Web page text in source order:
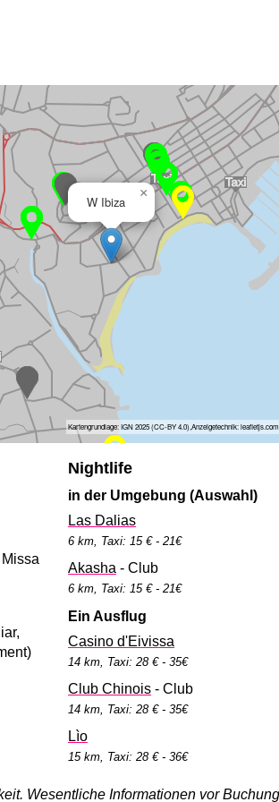
W Ibiza
×
Kartengrundlage: IGN 2025 (CC-BY 4.0),Anzeigetechnik: leafletjs.com
Nightlife
in der Umgebung (Auswahl)
Las Dalias
6 km, Taxi: 15 € - 21€
Akasha - Club
6 km, Taxi: 15 € - 21€
Ein Ausflug
Casino d'Eivissa
14 km, Taxi: 28 € - 35€
Club Chinois - Club
14 km, Taxi: 28 € - 35€
Lìo
15 km, Taxi: 28 € - 36€